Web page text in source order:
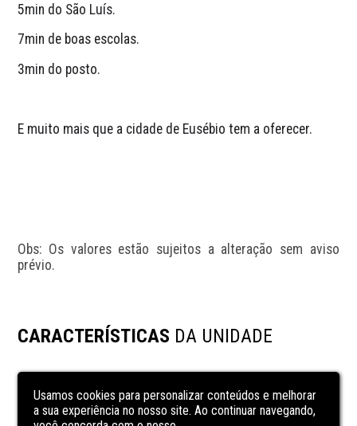
5min do São Luís.
7min de boas escolas.
3min do posto.
E muito mais que a cidade de Eusébio tem a oferecer.
Obs: Os valores estão sujeitos a alteração sem aviso
prévio.
CARACTERÍSTICAS DA UNIDADE
Cozinha
Usamos cookies para personalizar conteúdos e melhorar
a sua experiência no nosso site. Ao continuar navegando,